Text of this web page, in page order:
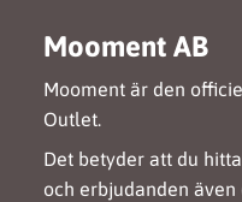
Mooment AB
Mooment är den
Outlet.
Det betyder att du
och erbjudanden